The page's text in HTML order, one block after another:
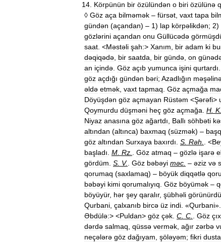
14 Körpünün bir özülündən o biri özülünə
◊ Göz aça bilməmək – fürsət vaxt tapa
gündən (açandan) – 1) lap körpəlikdən; 2)
gözlərini açandan onu Güllücədə
saat . <Məstəli şah:> Xanım bir adam ki
dəqiqədə bir saatda bir gündə on
an içində Göz açıb yumunca işini qurtardı
göz açdığı gündən bəri; Azadlığın
əldə etmək vaxt tapmaq Göz açmağa
Döyüşdən göz açmayan Rüstəm <Şərəfi>
Qoymurdu düşməni heç göz açmağa H K.
Niyaz anasına göz ağartdı Ballı söhbəti
altından (altınca) baxmaq (süzmək) –
göz altından Surxaya baxırdı S Rəh . <
başladı M Rz Göz atmaq – gözlə işarə
gördüm S V. Göz bəbəyi məc – əziz və
qorumaq (saxlamaq) – böyük diqqətlə
bəbəyi kimi qorumalıyıq Göz böyümək –
böyüyür, hər şey qaralır, şübhəli görünürdü
Qurbani çalxanıb bircə üz indi . «Qurbani».
Əbdülə:> <Puldan> göz çək C C Göz
dərdə salmaq qüssə vermək ağır zərbə
neçələrə göz dağıyam şöləyəm; fikri